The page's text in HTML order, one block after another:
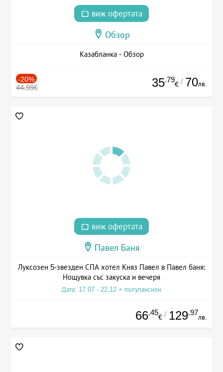
виж офертата
Обзор
Казабланка - Обзор
-20%
44.99€ 35.79
€ / 70лв.
виж офертата
Павел Баня
Луксозен 5-звезден СПА хотел Княз Павел в Павел баня:
Нощувка със закуска и вечеря
Дата: 17.07 - 22.12 + полупансион
66.45
€ / 129.97
лв.